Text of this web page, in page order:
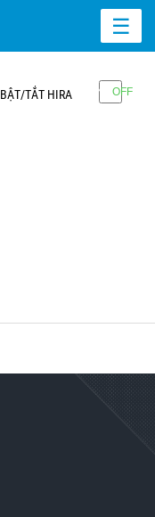
☰
BẬT/TẮT HIRA